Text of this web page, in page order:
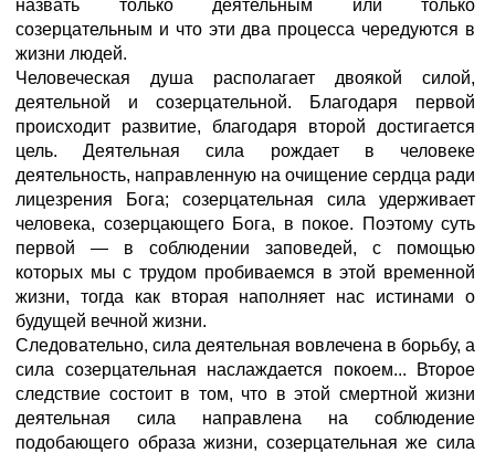
назвать только деятельным или только
созерцательным и что эти два процесса чередуются в
жизни людей.
Человеческая душа располагает двоякой силой,
деятельной и созерцательной. Благодаря первой
происходит развитие, благодаря второй достигается
цель. Деятельная сила рождает в человеке
деятельность, направленную на очищение сердца ради
лицезрения Бога; созерцательная сила удерживает
человека, созерцающего Бога, в покое. Поэтому суть
первой — в соблюдении заповедей, с помощью
которых мы с трудом пробиваемся в этой временной
жизни, тогда как вторая наполняет нас истинами о
будущей вечной жизни.
Следовательно, сила деятельная вовлечена в борьбу, а
сила созерцательная наслаждается покоем... Второе
следствие состоит в том, что в этой смертной жизни
деятельная сила направлена на соблюдение
подобающего образа жизни, созерцательная же сила